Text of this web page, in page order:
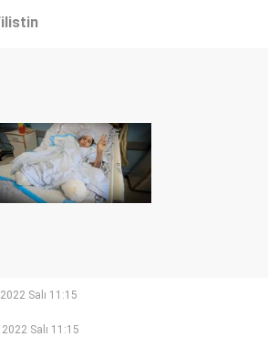
Salı 11:15
Salı 11:15